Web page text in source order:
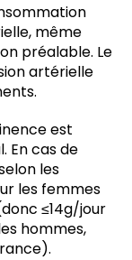
même
préalable. Le
artérielle
est
En cas de
les
les femmes
≤14g/jour
hommes,
.